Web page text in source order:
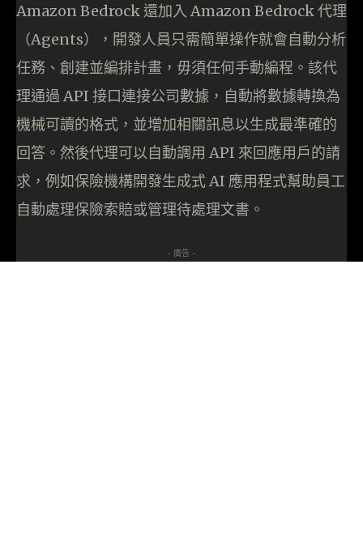
Amazon Bedrock 還加入 Amazon Bedrock 代理
（Agents），開發人員只需簡單操作就會自動分析
任務、創建並編排計畫，毋須任何手動編程。該代
理通過 API 接口連接公司數據，自動將數據轉換為
機械可讀的格式，並增加相關訊息以生成最準確的
回答。然後代理可以自動調用 API 來回應用戶的請
求，例如保險機構開發生成式 AI 應用程式幫助員工
自動處理保險索賠或管理待處理文書。
- 廣告 -